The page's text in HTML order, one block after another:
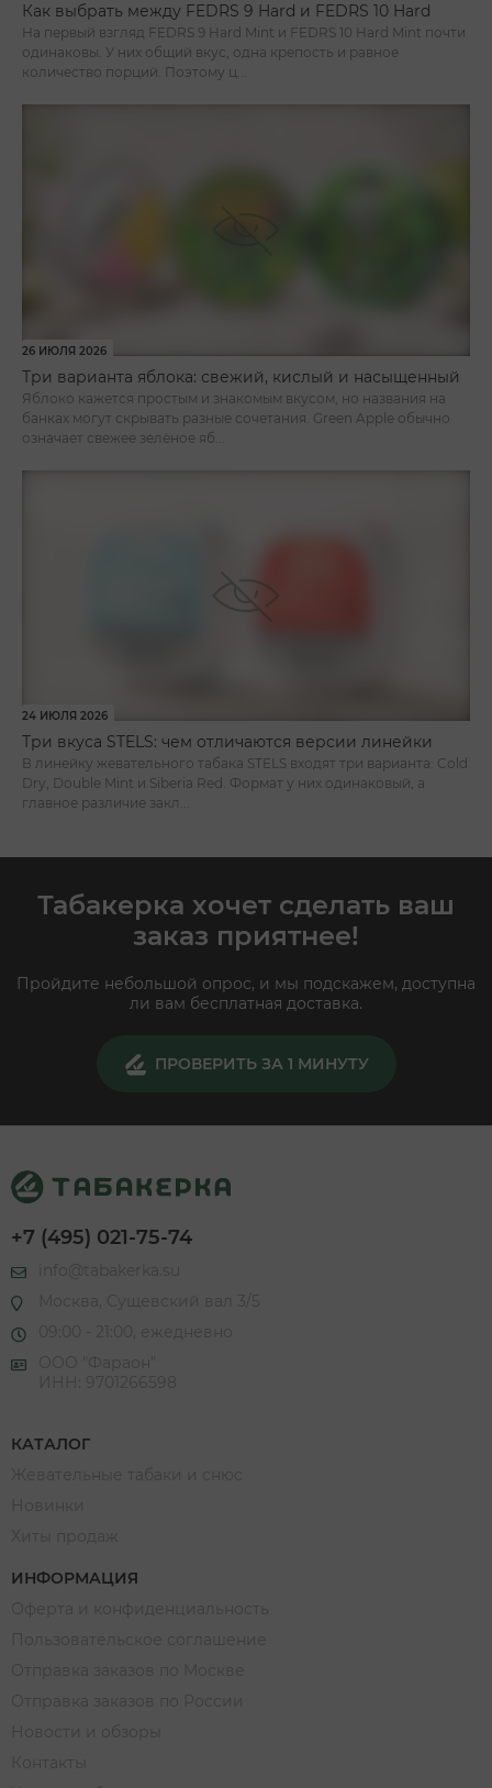
Как выбрать между FEDRS 9 Hard и FEDRS 10 Hard
На первый взгляд FEDRS 9 Hard Mint и FEDRS 10 Hard Mint почти
одинаковы. У них общий вкус, одна крепость и равное
количество порций. Поэтому ц...
26 ИЮЛЯ 2026
Три варианта яблока: свежий, кислый и насыщенный
Яблоко кажется простым и знакомым вкусом, но названия на
банках могут скрывать разные сочетания. Green Apple обычно
означает свежее зелёное яб...
24 ИЮЛЯ 2026
Три вкуса STELS: чем отличаются версии линейки
В линейку жевательного табака STELS входят три варианта: Cold
Dry, Double Mint и Siberia Red. Формат у них одинаковый, а
главное различие закл...
Табакерка хочет сделать ваш
заказ приятнее!
Пройдите небольшой опрос, и мы подскажем, доступна
ли вам бесплатная доставка.
ПРОВЕРИТЬ ЗА 1 МИНУТУ
+7 (495) 021-75-74
КАТАЛОГ
ИНФОРМАЦИЯ